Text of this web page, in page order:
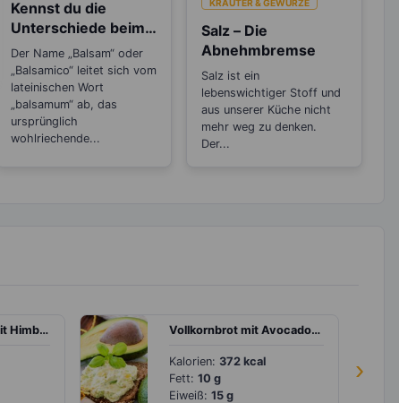
Kennst du die
Unterschiede beim
Balsamico Essig?
Der Name „Balsam“ oder
„Balsamico“ leitet sich vom
lateinischen Wort
„balsamum“ ab, das
ursprünglich
wohlriechende...
KRÄUTER & GEWÜRZE
Salz – Die
Abnehmbremse
Salz ist ein
lebenswichtiger Stoff und
aus unserer Küche nicht
mehr weg zu denken.
Der...
›
Pfirsich-Joghurt mit Himbeeren Vollkornbrot mit Avocado-Orangen-Creme
Kalorien: 372 kcal
Fett: 10 g
Eiweiß: 15 g